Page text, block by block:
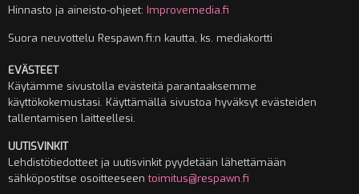
Hinnasto ja aineisto-ohjeet: Improvemedia.fi
Suora neuvottelu Respawn.fi:n kautta, ks. mediakortti
EVÄSTEET
Käytämme sivustolla evästeitä parantaaksemme
käyttökokemustasi. Käyttämällä sivustoa hyväksyt evästeiden
tallentamisen laitteellesi.
UUTISVINKIT
Lehdistötiedotteet ja uutisvinkit pyydetään lähettämään
sähköpostitse osoitteeseentoimitus@respawn.fi